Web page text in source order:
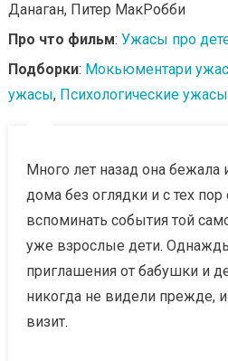
Данаган, Питер МакРобби
Про что фильм: Ужасы про
Подборки: Мокьюментари
ужасы, Психологические ужасы
Много лет назад она бежала
дома без оглядки и с тех пор
вспоминать события той
уже взрослые дети.
приглашения от бабушки и
никогда не видели прежде,
визит.